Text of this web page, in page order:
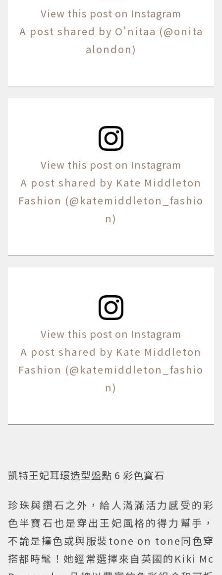
View this post on Instagram
A post shared by O'nitaa (@onita
alondon)
View this post on Instagram
A post shared by Kate Middleton
Fashion (@katemiddleton_fashio
n)
View this post on Instagram
A post shared by Kate Middleton
Fashion (@katemiddleton_fashio
n)
凱特王妃耳環造型盤點 6 彩色寶石
珍珠與鑽石之外，給人滿滿活力感受的彩
色半寶石也是穿出王妃風格的得力幫手，
不論是撞色或與服裝tone on tone同色穿
搭都時髦！她經常選擇來自英國的Kiki Mc